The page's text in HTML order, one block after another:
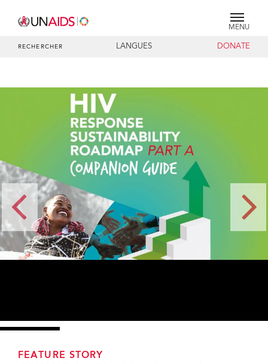
MENU
RECHERCHER LANGUES DONATE
FEATURE STORY